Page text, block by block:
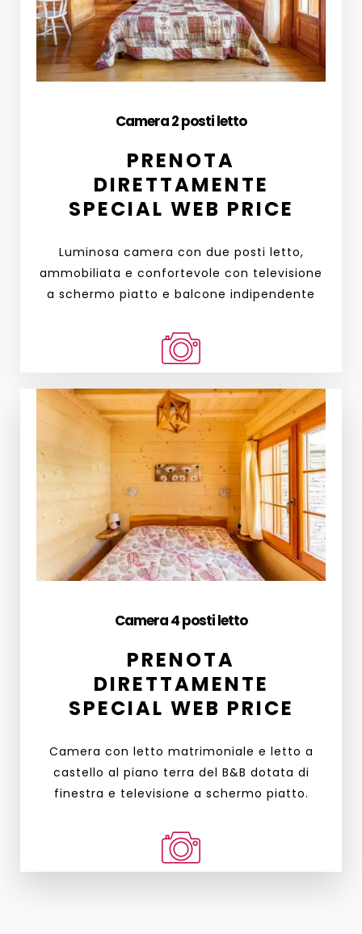
Camera 2 posti letto
PRENOTA
DIRETTAMENTE
SPECIAL WEB PRICE
Luminosa camera con due posti letto,
ammobiliata e confortevole con televisione
a schermo piatto e balcone indipendente
Camera 4 posti letto
PRENOTA
DIRETTAMENTE
SPECIAL WEB PRICE
Camera con letto matrimoniale e letto a
castello al piano terra del B&B dotata di
finestra e televisione a schermo piatto.